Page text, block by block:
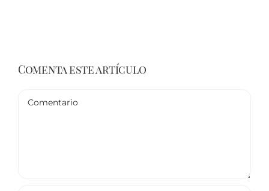
Comenta este artículo